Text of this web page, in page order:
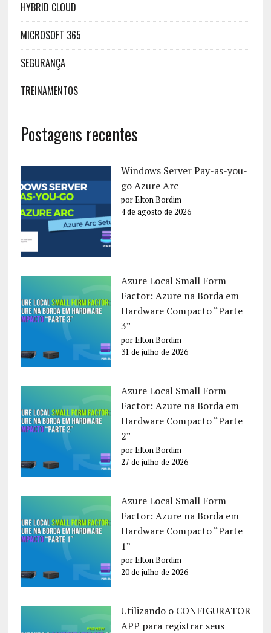
HYBRID CLOUD
MICROSOFT 365
SEGURANÇA
TREINAMENTOS
Postagens recentes
Windows Server Pay-as-you-
go Azure Arc
por Elton Bordim
4 de agosto de 2026
Azure Local Small Form
Factor: Azure na Borda em
Hardware Compacto “Parte
3”
por Elton Bordim
31 de julho de 2026
Azure Local Small Form
Factor: Azure na Borda em
Hardware Compacto “Parte
2”
por Elton Bordim
27 de julho de 2026
Azure Local Small Form
Factor: Azure na Borda em
Hardware Compacto “Parte
1”
por Elton Bordim
20 de julho de 2026
Utilizando o CONFIGURATOR
APP para registrar seus